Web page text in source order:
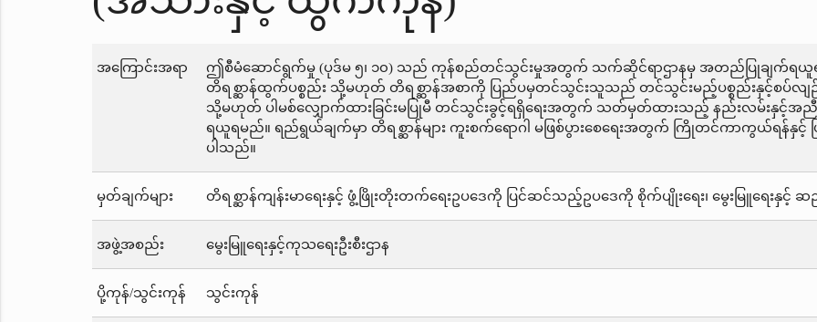
အကြောင်းအရာ
ဤစီမံဆောင်ရွက်မှု (ပုဒ်မ ၅၊ ၁၀) သည် ကုန်စည်တင်သွင်းမှုအတွက် သက်ဆိုင်ရာဌာနမှ အတည်ပြုချက်ရယူရန်လို
တိရစ္ဆာန်ထွက်ပစ္စည်း သို့မဟုတ် တိရစ္ဆာန်အစာကို ပြည်ပမှတင်သွင်းသူသည် တင်သွင်းမည့်ပစ္စည်းနှင့်စပ်လ
သို့မဟုတ် ပါမစ်လျှောက်ထားခြင်းမပြုမီ တင်သွင်းခွင့်ရရှိရေးအတွက် သတ်မှတ်ထားသည့် နည်းလမ်းနှင့်အ
ရယူရမည်။ ရည်ရွယ်ချက်မှာ တိရစ္ဆာန်များ ကူးစက်ရောဂါ မဖြစ်ပွားစေရေးအတွက် ကြိုတင်ကာကွယ်ရန်နှင့်
ပါသည်။
မှတ်ချက်များ တိရစ္ဆာန်ကျန်းမာရေးနှင့် ဖွံ့ဖြိုးတိုးတက်ရေးဥပဒေကို ပြင်ဆင်သည့်ဥပဒေကို စိုက်ပျိုးရေး၊ မွေးမြူရေးနှင့် ဆ
အဖွဲ့အစည်း မွေးမြူရေးနှင့်ကုသရေးဦးစီးဌာန
ပို့ကုန်/သွင်းကုန် သွင်းကုန်